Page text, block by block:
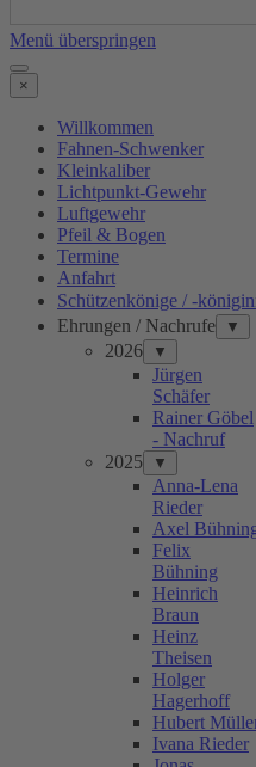
Menü überspringen
×
Willkommen
Fahnen-Schwenker
Kleinkaliber
Lichtpunkt-Gewehr
Luftgewehr
Pfeil & Bogen
Termine
Anfahrt
Schützenkönige / -
Ehrungen / Nachrufe ▼
2026 ▼
Jürgen
Schäfer
Rainer Göbel
- Nachruf
2025
▼
Anna-Lena
Rieder
Axel
Felix
Bühning
Heinrich
Braun
Heinz
Theisen
Holger
Hagerhoff
Hubert
Ivana Rieder